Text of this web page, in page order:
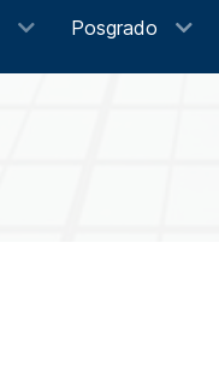
Posgrado